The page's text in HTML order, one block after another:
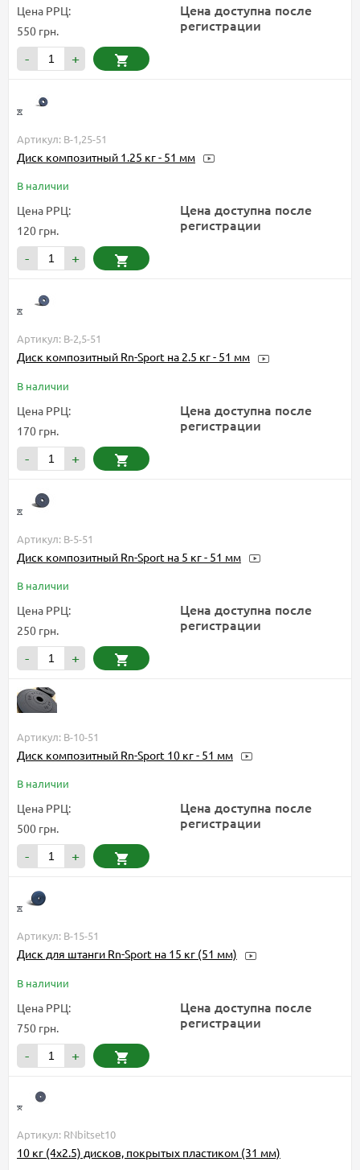
Цена РРЦ:
550 грн.
Цена доступна после
регистрации
- +
Артикул: B-1,25-51
Диск композитный 1.25 кг - 51 мм
В наличии
Цена РРЦ:
120 грн.
Цена доступна после
регистрации
- +
Артикул: B-2,5-51
Диск композитный Rn-Sport на 2.5 кг - 51 мм
В наличии
Цена РРЦ:
170 грн.
Цена доступна после
регистрации
- +
Артикул: B-5-51
Диск композитный Rn-Sport на 5 кг - 51 мм
В наличии
Цена РРЦ:
250 грн.
Цена доступна после
регистрации
- +
Артикул: B-10-51
Диск композитный Rn-Sport 10 кг - 51 мм
В наличии
Цена РРЦ:
500 грн.
Цена доступна после
регистрации
- +
Артикул: B-15-51
Диск для штанги Rn-Sport на 15 кг (51 мм)
В наличии
Цена РРЦ:
750 грн.
Цена доступна после
регистрации
- +
Артикул: RNbitset10
10 кг (4x2.5) дисков, покрытых пластиком (31 мм)